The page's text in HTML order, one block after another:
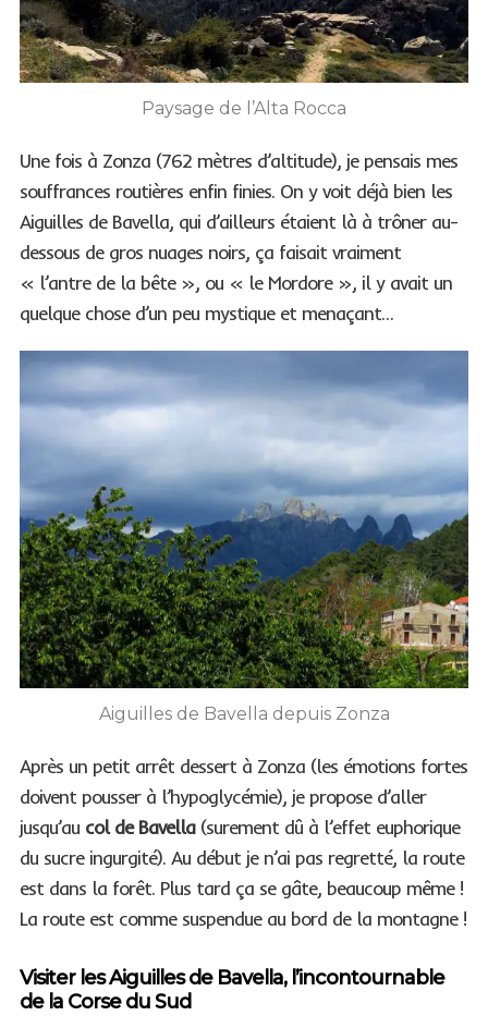
Paysage de l’Alta Rocca
Une fois à Zonza (762 mètres d’altitude), je pensais mes
souffrances routières enfin finies. On y voit déjà bien les
Aiguilles de Bavella, qui d’ailleurs étaient là à trôner au-
dessous de gros nuages noirs, ça faisait vraiment
« l’antre de la bête », ou « le Mordore », il y avait un
quelque chose d’un peu mystique et menaçant…
Aiguilles de Bavella depuis Zonza
Après un petit arrêt dessert à Zonza (les émotions fortes
doivent pousser à l’hypoglycémie), je propose d’aller
jusqu’au col de Bavella(surement dû à l’effet euphorique
du sucre ingurgité). Au début je n’ai pas regretté, la route
est dans la forêt. Plus tard ça se gâte, beaucoup même !
La route est comme suspendue au bord de la montagne !
Visiter les Aiguilles de Bavella, l’incontournable
de la Corse du Sud